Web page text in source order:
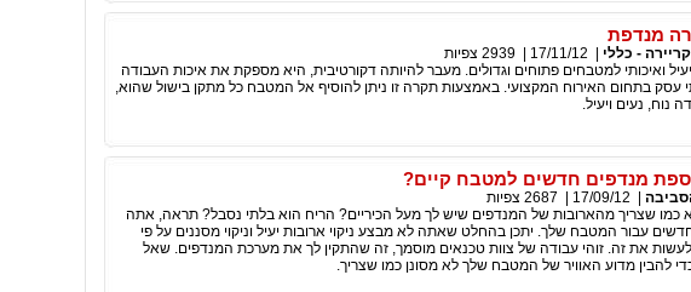
מנדפת
- כללי 17/11/12
2939 צפיות
ואיכותי למטבחים פתוחים וגדולים. מעבר להיותה דקורטיבית, היא מספקת את איכות העבודה
עסק בתחום האירוח המקצועי. באמצעות תקרה זו ניתן להוסיף אל המטבח כל מתקן בישול שהוא,
נוח, נעים ויעיל.
מנדפים חדשים למטבח קיים?
17/09/12
2687 צפיות
כמו שצריך מהארובות של המנדפים שיש לך מעל הכיריים? הריח הוא בלתי נסבל? תראה, אתה
עבור המטבח שלך. יתכן בהחלט שאתה לא מבצע ניקוי ארובות יעיל וניקוי מסננים על פי
את זה. זוהי עבודה של צוות טכנאים מוסמך, זה שהתקין לך את מערכת המנדפים. שאל
להבין מדוע האוויר של המטבח שלך לא מסונן כמו שצריך.